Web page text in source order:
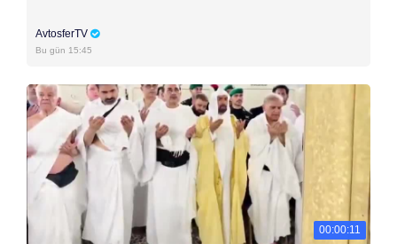
AvtosferTV
Bu gün 15:45
00:00:11